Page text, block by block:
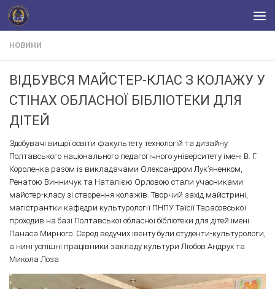
Skip to content
НОВИНИ
ВІДБУВСЯ МАЙСТЕР-КЛАС З КОЛАЖУ У
СТІНАХ ОБЛАСНОЇ БІБЛІОТЕКИ ДЛЯ
ДІТЕЙ
Здобувачі вищої освіти факультету технологій та дизайну
Полтавського національного педагогічного університету імені В. Г.
Короленка разом із викладачами Олександром Лук’яненком,
Ренатою Винничук та Наталією Орловою стали учасниками
майстер-класу зі створення колажів. Творчий захід майстрині,
магістрантки кафедри культурології ПНПУ Таїсії Тарасовської
проходив на базі Полтавської обласної бібліотеки для дітей імені
Панаса Мирного. Серед ведучих івенту були студенти-культурологи,
а нині успішні працівники закладу культури Любов Андрух та
Микола Лоза.